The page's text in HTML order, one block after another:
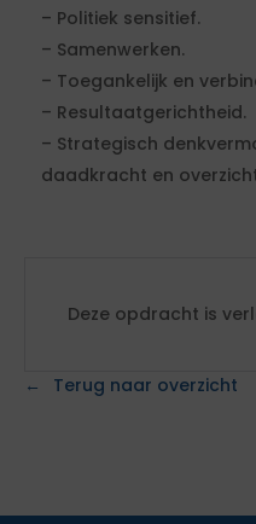
– Politiek sensitief.
– Samenwerken.
– Toegankelijk en
– Resultaatgerichtheid.
– Strategisch
daadkracht en
Deze opdracht is
Terug naar overzicht